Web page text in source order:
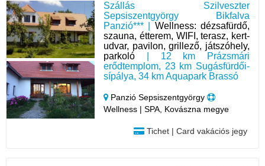
Szállás Szilveszter
Sepsiszentgyörgy Bikfalva
Panzió*** | Wellness: dézsafürdő,
szauna, étterem, WIFI, terasz, kert-
udvar, pavilon, grillező, játszóhely,
parkoló | 12 km Prázsmári
erődtemplom, 23 km Sugásfürdői-
sípálya, 34 km Aquapark Brassó
Panzió Sepsiszentgyörgy
Wellness | SPA, Kovászna megye
Tichet | Card vakációs jegy